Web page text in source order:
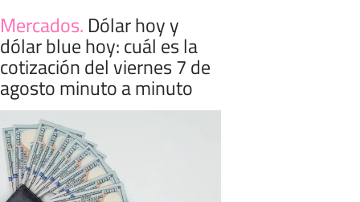
Mercados. Dólar hoy y
dólar blue hoy: cuál es la
cotización del viernes 7 de
agosto minuto a minuto